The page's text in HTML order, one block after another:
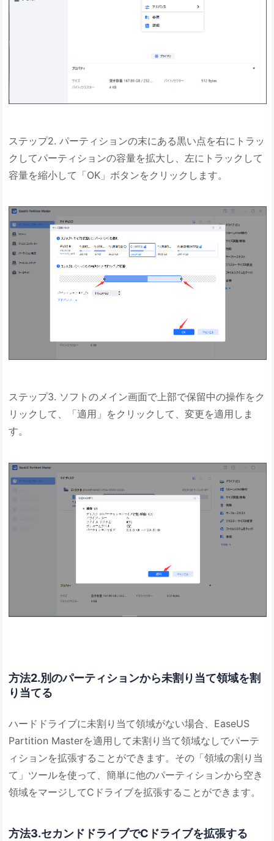
ステップ2. パーティションの末にある黒い点を右にトラッ
クしてパーティションの容量を拡大し、左にトラックして
容量を縮小して「OK」ボタンをクリックします。
ステップ3. ソフトのメイン画面で上部で保留中の操作をク
リックして、「適用」をクリックして、変更を適用しま
す。
方法2.別のパーティションから未割り当て領域を割
り当てる
ハードドライブに未割り当て領域がない場合、EaseUS
Partition Masterを適用して未割り当て領域なしでパーテ
ィションを拡張することができます。その「領域の割り当
て」ツールを使って、簡単に他のパーティションから空き
領域をマージしてCドライブを拡張することができます。
方法3.セカンドドライブでCドライブを拡張する